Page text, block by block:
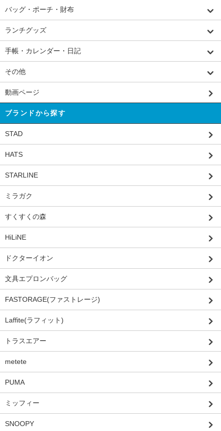
バッグ・ポーチ・財布
ランチグッズ
手帳・カレンダー・日記
その他
動画ページ
ブランドから探す
STAD
HATS
STARLINE
ミラガク
すくすくの森
HiLiNE
ドクターイオン
文具エプロンバッグ
FASTORAGE(ファストレージ)
Laffite(ラフィット)
トラスエアー
metete
PUMA
ミッフィー
SNOOPY